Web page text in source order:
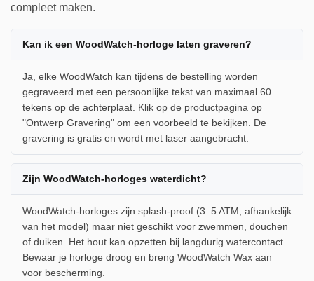
compleet maken.
Kan ik een WoodWatch-horloge laten graveren?
Ja, elke WoodWatch kan tijdens de bestelling worden
gegraveerd met een persoonlijke tekst van maximaal 60
tekens op de achterplaat. Klik op de productpagina op
"Ontwerp Gravering" om een voorbeeld te bekijken. De
gravering is gratis en wordt met laser aangebracht.
Zijn WoodWatch-horloges waterdicht?
WoodWatch-horloges zijn splash-proof (3–5 ATM, afhankelijk
van het model) maar niet geschikt voor zwemmen, douchen
of duiken. Het hout kan opzetten bij langdurig watercontact.
Bewaar je horloge droog en breng WoodWatch Wax aan
voor bescherming.